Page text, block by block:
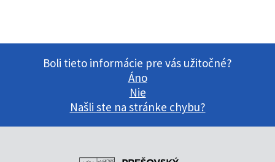
Boli tieto informácie pre vás užitočné?
Áno
Nie
Našli ste na stránke chybu?